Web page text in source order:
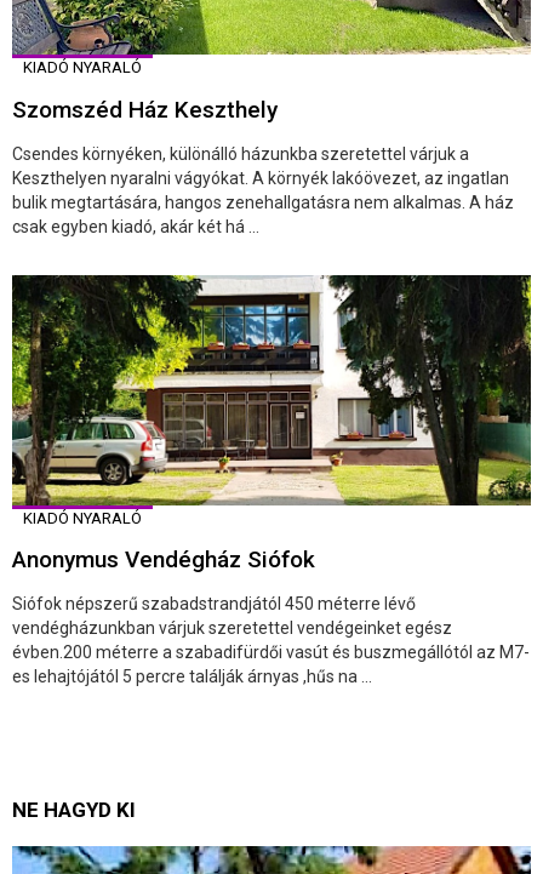
KIADÓ NYARALÓ
Szomszéd Ház Keszthely
Csendes környéken, különálló házunkba szeretettel várjuk a
Keszthelyen nyaralni vágyókat. A környék lakóövezet, az ingatlan
bulik megtartására, hangos zenehallgatásra nem alkalmas. A ház
csak egyben kiadó, akár két há ...
KIADÓ NYARALÓ
Anonymus Vendégház Siófok
Siófok népszerű szabadstrandjától 450 méterre lévő
vendégházunkban várjuk szeretettel vendégeinket egész
évben.200 méterre a szabadifürdői vasút és buszmegállótól az M7-
es lehajtójától 5 percre találják árnyas ,hűs na ...
NE HAGYD KI